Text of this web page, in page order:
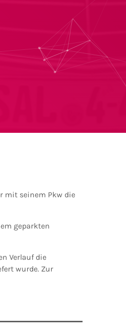
mit seinem Pkw die
geparkten
Verlauf die
wurde. Zur